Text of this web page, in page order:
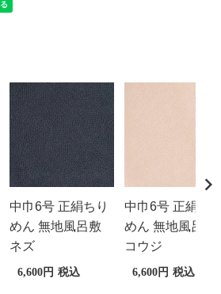
中巾6号 正絹ちり
めん 無地風呂敷
ネズ
6,600 税込
中巾6号 正絹ち
めん 無地風呂敷
コウジ
6,600 税込